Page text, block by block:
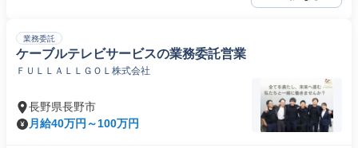
業務委託
ケーブルテレビサービスの業務委託営業
ＦＵＬＬＡＬＬＧＯＬ株式会社
長野県長野市
月給40万円～100万円